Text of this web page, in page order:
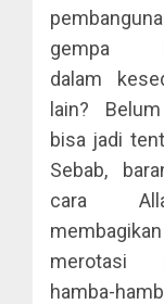
gempa
dalam
lain?
bisa jadi
Sebab,
cara
merotasi
hamba-